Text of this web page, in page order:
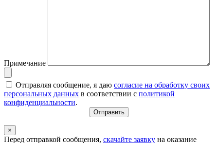
Примечание
Отправляя сообщение, я даю согласие на обработку своих
персональных данных в соответствии с политикой
конфиденциальности.
×
Перед отправкой сообщения, скачайте заявку на оказание